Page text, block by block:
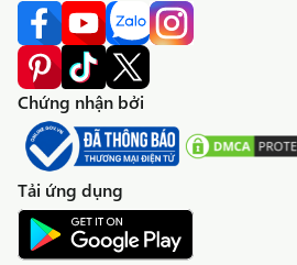
Chứng nhận bởi
Tải ứng dụng